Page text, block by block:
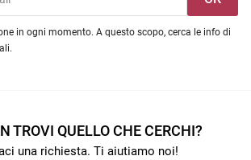
in ogni momento. A questo scopo, cerca le info di
TROVI QUELLO CHE CERCHI?
una richiesta. Ti aiutiamo noi!